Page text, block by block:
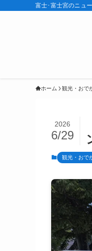
富士･富士宮のニュ
ホーム 観光・おで
2026
6/29
観光・おで